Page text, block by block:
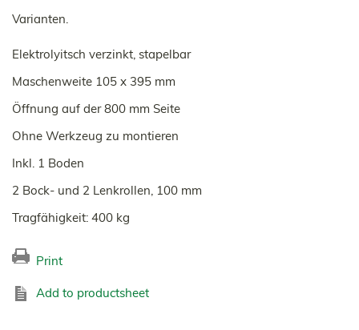
Varianten.
Elektrolyitsch verzinkt, stapelbar
Maschenweite 105 x 395 mm
Öffnung auf der 800 mm Seite
Ohne Werkzeug zu montieren
Inkl. 1 Boden
2 Bock- und 2 Lenkrollen, 100 mm
Tragfähigkeit: 400 kg
Print
Add to productsheet